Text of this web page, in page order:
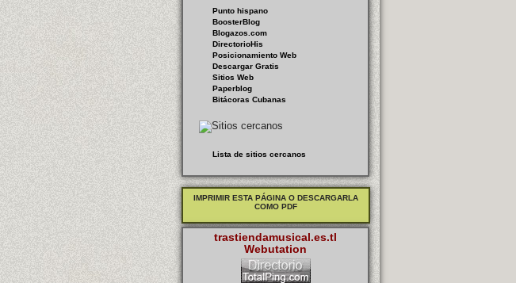
Punto hispano
BoosterBlog
Blogazos.com
DirectorioHis
Posicionamiento Web
Descargar Gratis
Sitios Web
Paperblog
Bitácoras Cubanas
Lista de sitios cercanos
IMPRIMIR ESTA PÁGINA O DESCARGARLA
COMO PDF
trastiendamusical.es.tl
Webutation